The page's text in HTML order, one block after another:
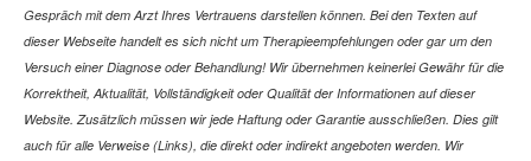
Gespräch mit dem Arzt Ihres Vertrauens darstellen können. Bei den Texten auf
dieser Webseite handelt es sich nicht um Therapieempfehlungen oder gar um den
Versuch einer Diagnose oder Behandlung! Wir übernehmen keinerlei Gewähr für die
Korrektheit, Aktualität, Vollständigkeit oder Qualität der Informationen auf dieser
Website. Zusätzlich müssen wir jede Haftung oder Garantie ausschließen. Dies gilt
auch für alle Verweise (Links), die direkt oder indirekt angeboten werden. Wir